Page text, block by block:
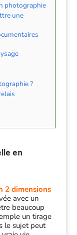
photographie
une
?
en
2 dimensions
avec un
beaucoup
un tirage
le sujet peut